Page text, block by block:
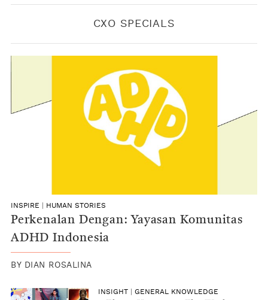
CXO SPECIALS
INSPIRE HUMAN STORIES
Perkenalan Dengan: Yayasan Komunitas
ADHD Indonesia
BY DIAN ROSALINA
INSIGHT GENERAL KNOWLEDGE